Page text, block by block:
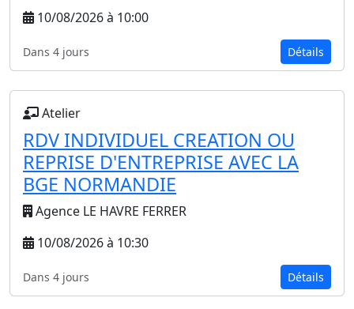
10/08/2026 à 10:00
Dans 4 jours Détails
Atelier
RDV INDIVIDUEL CREATION OU
REPRISE D'ENTREPRISE AVEC LA
BGE NORMANDIE
Agence LE HAVRE FERRER
10/08/2026 à 10:30
Dans 4 jours Détails